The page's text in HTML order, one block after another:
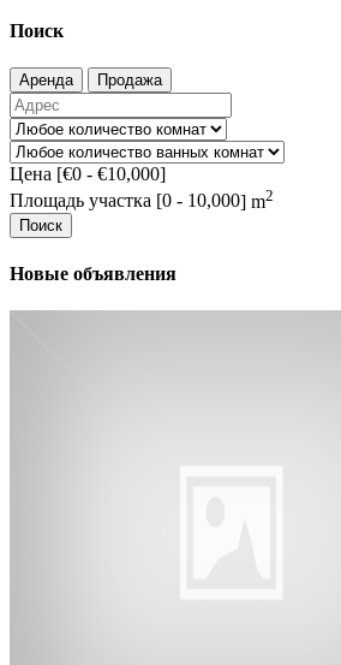
Поиск
Аренда Продажа
Цена [€0 - €10,000]
Площадь участка [0 - 10,000] m2
Поиск
Новые объявления